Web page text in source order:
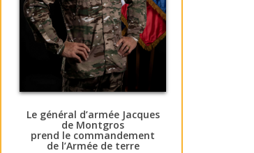
Le général d’armée Jacques
de Montgros
prend le commandement
de l’Armée de terre